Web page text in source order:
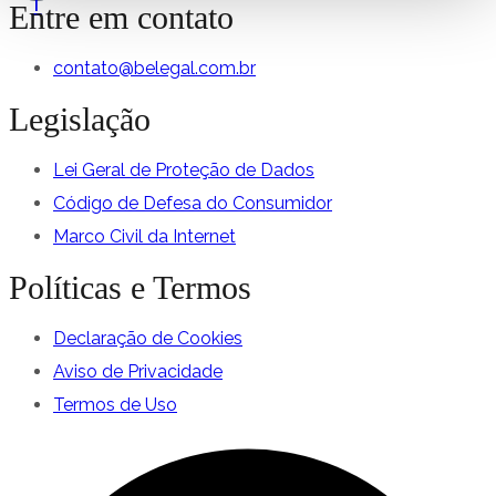
Entre em contato
contato@belegal.com.br
Legislação
Lei Geral de Proteção de Dados
Código de Defesa do Consumidor
Marco Civil da Internet
Políticas e Termos
Declaração de Cookies
Aviso de Privacidade
Termos de Uso